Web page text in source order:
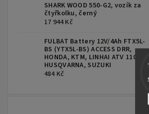
SHARK WOOD 550-G2, vozík za
čtyřkolku, černý
17 944 Kč
FULBAT Battery 12V/4Ah FTX5L-
BS (YTX5L-BS) ACCESS DRR,
HONDA, KTM, LINHAI ATV 110,
HUSQVARNA, SUZUKI
484 Kč